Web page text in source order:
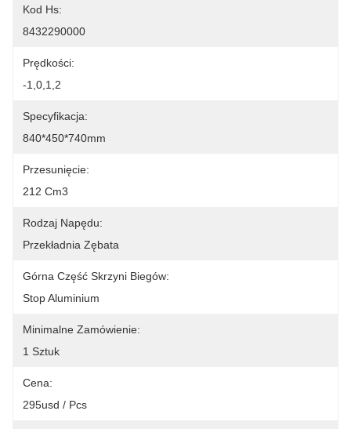
Kod Hs:
8432290000
Prędkości:
-1,0,1,2
Specyfikacja:
840*450*740mm
Przesunięcie:
212 Cm3
Rodzaj Napędu:
Przekładnia Zębata
Górna Część Skrzyni Biegów:
Stop Aluminium
Minimalne Zamówienie:
1 Sztuk
Cena:
295usd / Pcs